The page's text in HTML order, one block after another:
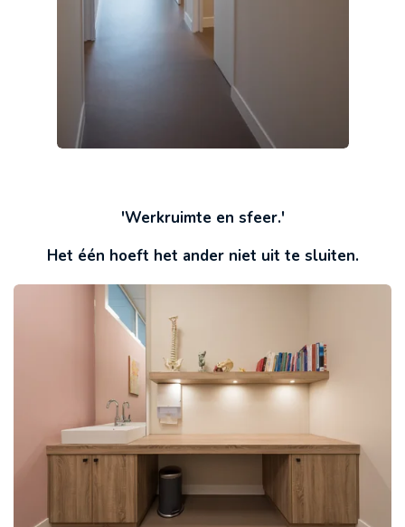
'Werkruimte en sfeer.'
Het één hoeft het ander niet uit te sluiten.